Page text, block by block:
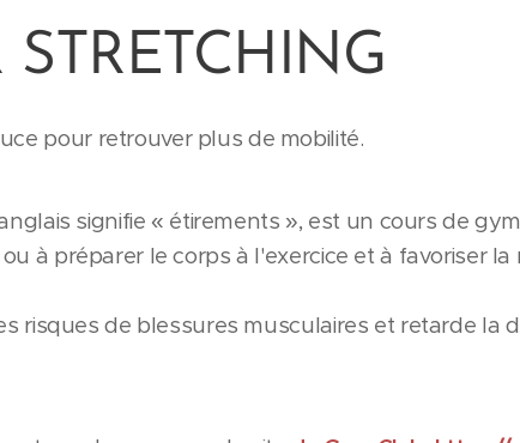
STRETCHING
pour retrouver plus de mobilité.
signifie « étirements », est un cours de
à préparer le corps à l'exercice et à favoriser
risques de blessures musculaires et retarde la